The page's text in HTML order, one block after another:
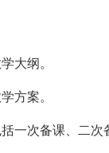
大纲。
方案。
一次备课、二次